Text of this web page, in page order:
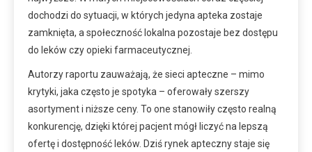
dochodzi do sytuacji, w których jedyna apteka zostaje
zamknięta, a społeczność lokalna pozostaje bez dostępu
do leków czy opieki farmaceutycznej.
Autorzy raportu zauważają, że sieci apteczne – mimo
krytyki, jaka często je spotyka – oferowały szerszy
asortyment i niższe ceny. To one stanowiły często realną
konkurencję, dzięki której pacjent mógł liczyć na lepszą
ofertę i dostępność leków. Dziś rynek apteczny staje się